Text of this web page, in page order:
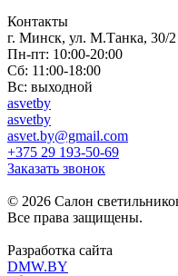
Контакты
г. Минск, ул. М.Танка, 30/2
Пн-пт: 10:00-20:00
Сб: 11:00-18:00
Вс: выходной
asvetby
asvetby
asvet.by@gmail.com
+375 29 193-50-69
Заказать звонок
© 2026 Салон
Все права защищены.
Разработка сайта
DMW.BY